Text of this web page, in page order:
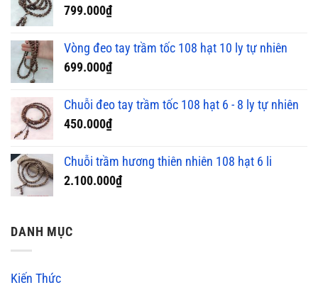
799.000₫
Vòng đeo tay trầm tốc 108 hạt 10 ly tự nhiên
699.000₫
Chuỗi đeo tay trầm tốc 108 hạt 6 - 8 ly tự nhiên
450.000₫
Chuỗi trầm hương thiên nhiên 108 hạt 6 li
2.100.000₫
DANH MỤC
Kiến Thức